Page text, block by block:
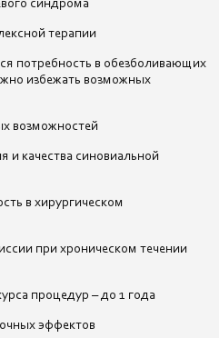
синдрома
терапии
потребность в обезболивающих
избежать возможных
возможностей
и качества синовиальной
в хирургическом
при хроническом течении
процедур – до 1 года
эффектов